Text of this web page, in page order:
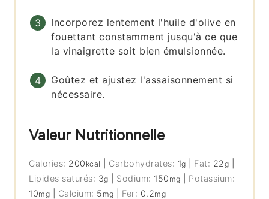
Incorporez lentement l'huile d'olive en
fouettant constamment jusqu'à ce que
la vinaigrette soit bien émulsionnée.
Goûtez et ajustez l'assaisonnement si
nécessaire.
Valeur Nutritionnelle
Calories: 200 kcal Carbohydrates: 1g Fat: 22g
Lipides saturés: 3g Sodium: 150 mg
Potassium:
10mg Calcium: 5 mg Fer: 0.2mg